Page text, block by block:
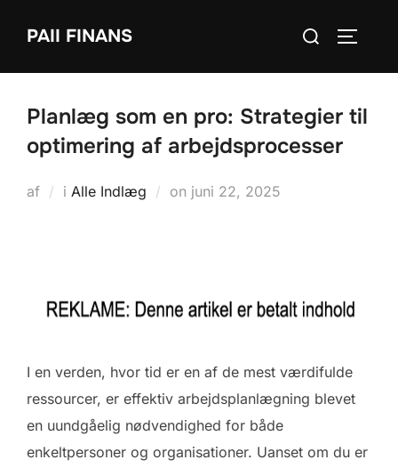
PAII FINANS
Søg
Planlæg som en pro: Strategier til
optimering af arbejdsprocesser
af i Alle Indlæg on Udgivet
juni 22, 2025
I en verden, hvor tid er en af de mest værdifulde
ressourcer, er effektiv arbejdsplanlægning blevet
en uundgåelig nødvendighed for både
enkeltpersoner og organisationer. Uanset om du er